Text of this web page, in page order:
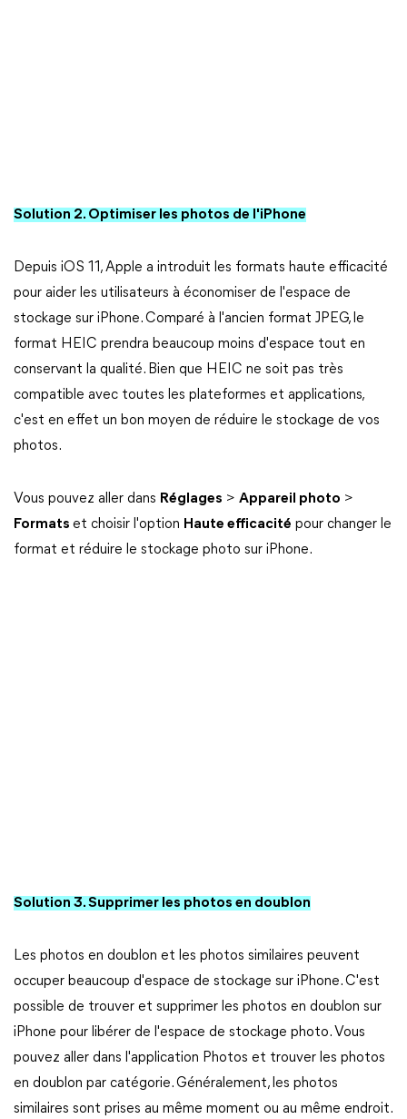
Solution 2. Optimiser les photos de l'iPhone
Depuis iOS 11, Apple a introduit les formats haute efficacité
pour aider les utilisateurs à économiser de l'espace de
stockage sur iPhone. Comparé à l'ancien format JPEG, le
format HEIC prendra beaucoup moins d'espace tout en
conservant la qualité. Bien que HEIC ne soit pas très
compatible avec toutes les plateformes et applications,
c'est en effet un bon moyen de réduire le stockage de vos
photos.
Vous pouvez aller dans Réglages > Appareil photo >
Formats et choisir l'option Haute efficacité pour changer le
format et réduire le stockage photo sur iPhone.
Solution 3. Supprimer les photos en doublon
Les photos en doublon et les photos similaires peuvent
occuper beaucoup d'espace de stockage sur iPhone. C'est
possible de trouver et supprimer les photos en doublon sur
iPhone pour libérer de l'espace de stockage photo. Vous
pouvez aller dans l'application Photos et trouver les photos
en doublon par catégorie. Généralement, les photos
similaires sont prises au même moment ou au même endroit.